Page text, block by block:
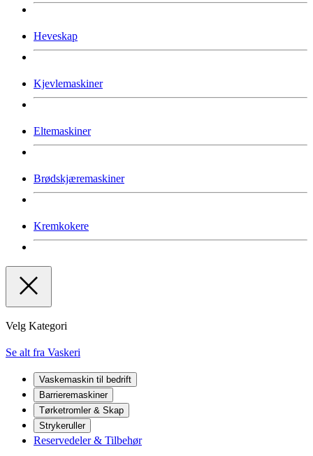
Heveskap
Kjevlemaskiner
Eltemaskiner
Brødskjæremaskiner
Kremkokere
Velg Kategori
Se alt fra Vaskeri
Vaskemaskin til bedrift
Barrieremaskiner
Tørketromler & Skap
Strykeruller
Reservedeler & Tilbehør